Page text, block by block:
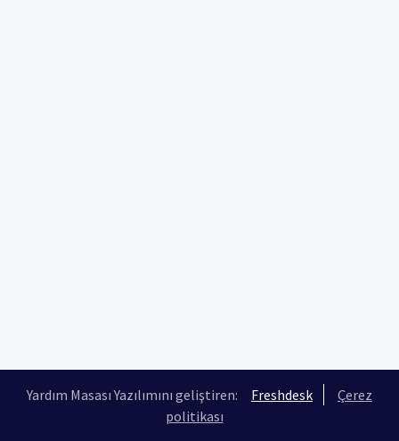
Yardım Masası Yazılımını geliştiren: Freshdesk
Çerez
politikası